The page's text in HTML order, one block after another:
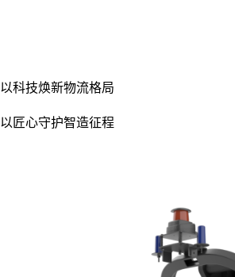
以科技焕新物流格局
以匠心守护智造征程